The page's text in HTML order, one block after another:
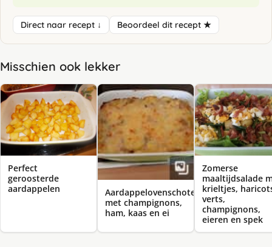
Direct naar recept ↓ Beoordeel dit recept ★
Misschien ook lekker
Perfect
geroosterde
aardappelen
Aardappelovenschotel
met champignons,
ham, kaas en ei
Zomerse
maaltijdsalade
krieltjes,
verts,
champignons,
eieren en spek